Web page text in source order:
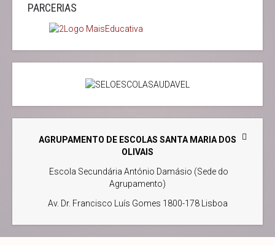
PARCERIAS
AGRUPAMENTO DE ESCOLAS SANTA MARIA DOS
OLIVAIS
Escola Secundária António Damásio (Sede do
Agrupamento)
Av. Dr. Francisco Luís Gomes 1800-178 Lisboa